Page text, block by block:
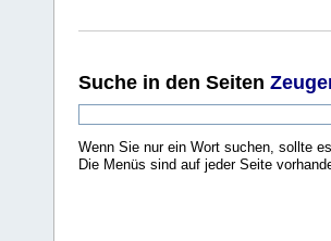
Suche in den Seiten
Wenn Sie nur ein Wort suchen, sollte
Die Menüs sind auf jeder Seite